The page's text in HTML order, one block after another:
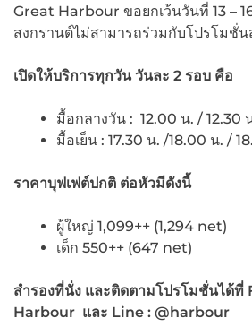
Great Harbour ขอยกเว้นวันที่ 13 –
สงกรานต์ไม่สามารถร่วมกับโปรโมชั่น
เปิดให้บริการทุกวัน วันละ 2 รอบ คือ
มื้อกลางวัน : 12.00 น. / 12.30
มื้อเย็น : 17.30 น. /18.00 น. /
ราคาบุฟเฟต์ปกติ ต่อหัวมีดังนี้
ผู้ใหญ่ 1,099++ (1,294 net)
เด็ก 550++ (647 net)
สำรองที่นั่ง และติดตามโปรโมชั่นได้ที่
Harbour และ Line : @harbour